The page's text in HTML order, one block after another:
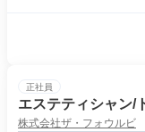
正社員
エステティシャン/
株式会社ザ・フォウルビ